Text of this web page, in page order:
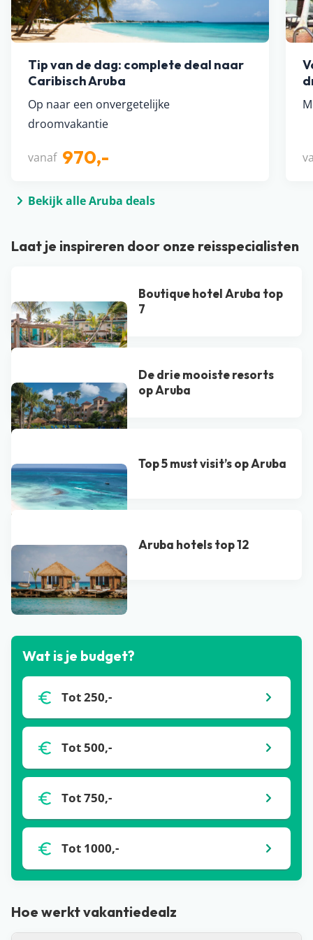
Tip van de dag: complete deal naar
Caribisch Aruba
Op naar een onvergetelijke
droomvakantie
vanaf 970,-
Bekijk alle Aruba deals
Laat je inspireren door onze reisspecialisten
Boutique hotel Aruba top
7
De drie mooiste resorts
op Aruba
Top 5 must visit’s op Aruba
Aruba hotels top 12
Bekijk alle blogs
Wat is je budget?
Tot 250,-
Tot 500,-
Tot 750,-
Tot 1000,-
Hoe werkt vakantiedealz